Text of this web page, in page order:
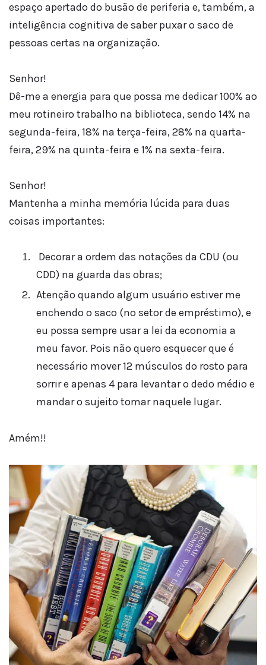
espaço apertado do busão de periferia e, também, a
inteligência cognitiva de saber puxar o saco de
pessoas certas na organização.
Senhor!
Dê-me a energia para que possa me dedicar 100% ao
meu rotineiro trabalho na biblioteca, sendo 14% na
segunda-feira, 18% na terça-feira, 28% na quarta-
feira, 29% na quinta-feira e 1% na sexta-feira.
Senhor!
Mantenha a minha memória lúcida para duas
coisas importantes:
Decorar a ordem das notações da CDU (ou
CDD) na guarda das obras;
Atenção quando algum usuário estiver me
enchendo o saco (no setor de empréstimo), e
eu possa sempre usar a lei da economia a
meu favor. Pois não quero esquecer que é
necessário mover 12 músculos do rosto para
sorrir e apenas 4 para levantar o dedo médio e
mandar o sujeito tomar naquele lugar.
Amém!!